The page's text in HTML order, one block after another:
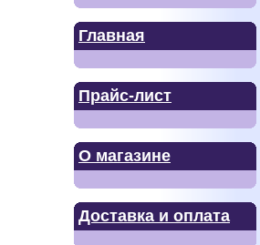
Главная
Прайс-лист
О магазине
Доставка и оплата